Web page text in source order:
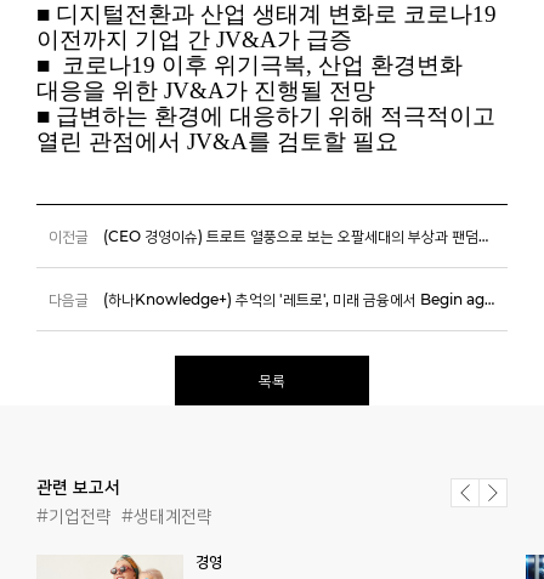
■ 디지털전환과 산업 생태계 변화로 코로나19
이전까지 기업 간 JV&A가 급증
■
코로나19 이후 위기극복, 산업 환경변화
대응을 위한 JV&A가 진행될 전망
■ 급변하는 환경에 대응하기 위해 적극적이고
열린 관점에서 JV&A를 검토할 필요
이전글 (CEO 경영이슈) 트로트 열풍으로 보는 오팔세대의 부상과 팬덤경제
다음글 (하나Knowledge+) 추억의 '레트로', 미래 금융에서 Begin again
목록
관련 보고서
#기업전략 #생태계전략
경영